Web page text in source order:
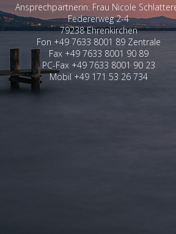
Ansprechpartnerin: Frau Nicole
Federerweg 2-4
79238 Ehrenkirchen
Fon +49 7633 8001 89 Zentrale
Fax +49 7633 8001 90 89
PC-Fax +49 7633 8001 90 23
Mobil +49 171 53 26 734